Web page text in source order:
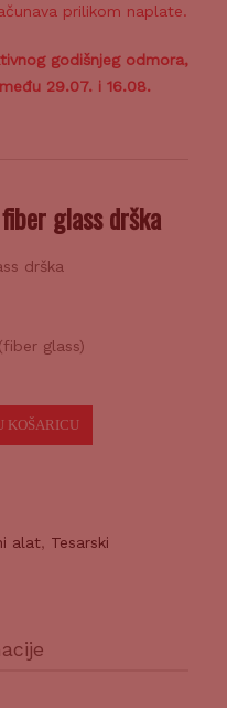
prilikom naplate.
godišnjeg odmora,
29.07. i 16.08.
glass drška
drška
glass)
KOŠARICU
alat, Tesarski